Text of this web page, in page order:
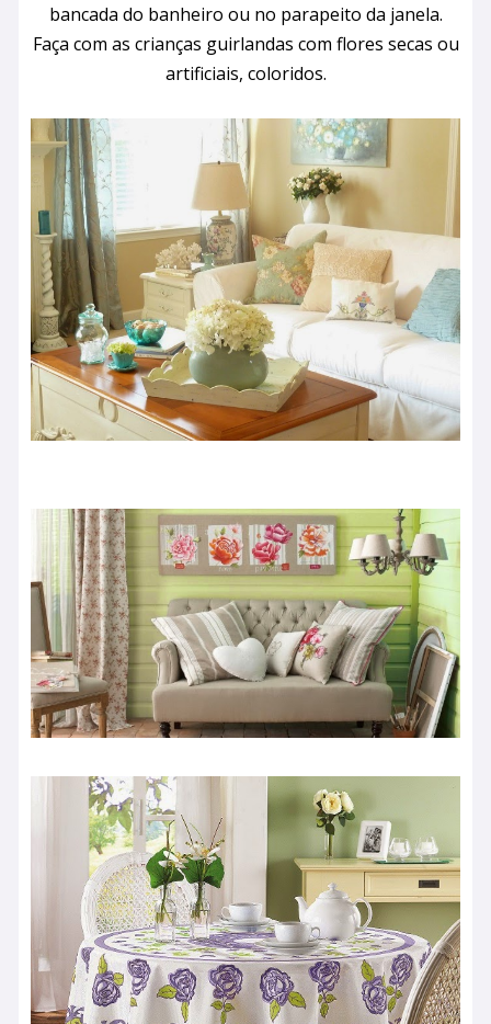
bancada do banheiro ou no parapeito da janela.
Faça com as crianças guirlandas com flores secas ou
artificiais, coloridos.